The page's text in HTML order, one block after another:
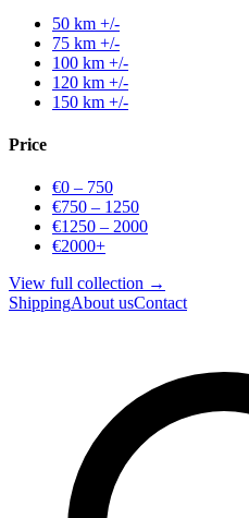
50 km +/-
75 km +/-
100 km +/-
120 km +/-
150 km +/-
Price
€0 – 750
€750 – 1250
€1250 – 2000
€2000+
View full collection →
ShippingAbout usContact